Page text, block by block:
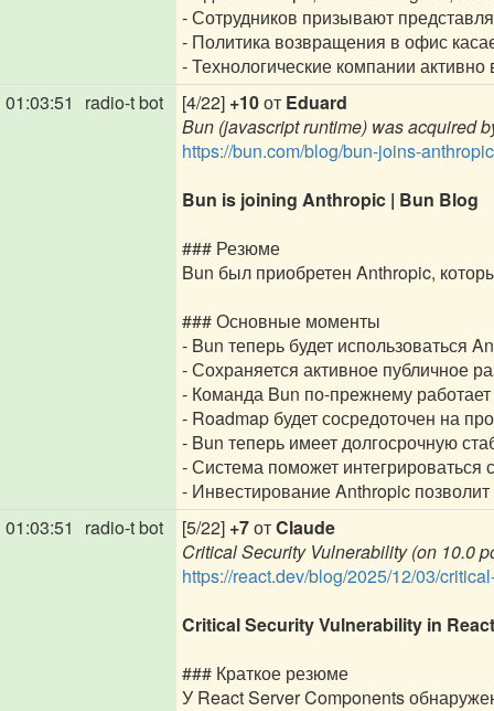
- Сотрудников призывают
- Политика возвращения в офис
- Технологические компании
01:03:51
radio-t bot [4/22] +10от Eduard
Bun (javascript runtime) was acquired
https://bun.com/blog/bun-joins-anthropic
Bun is joining Anthropic | Bun Blog
### Резюме
Bun был приобретен Anthropic,
### Основные моменты
- Bun теперь будет использоваться
- Сохраняется активное публичное
- Команда Bun по-прежнему
- Roadmap будет сосредоточен на
- Bun теперь имеет долгосрочную
- Система поможет интегрироваться
- Инвестирование Anthropic
01:03:51
radio-t bot [5/22] +7отClaude
Critical Security Vulnerability (on 10.0
https://react.dev/blog/2025/12/03/
Critical Security Vulnerability in
### Краткое резюме
У React Server Components